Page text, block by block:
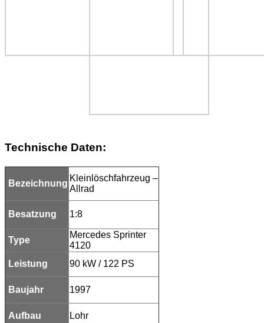
Technische Daten:
Bezeichnung
Kleinlöschfahrzeug –
Allrad
Besatzung 1:8
Type
Mercedes Sprinter
4120
Leistung
90 kW / 122 PS
Baujahr 1997
Aufbau Lohr